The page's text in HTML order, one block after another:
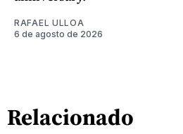
RAFAEL ULLOA
6 de agosto de 2026
Relacionado